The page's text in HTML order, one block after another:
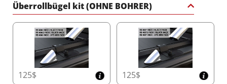
Verstärkte Sicherheitslamellen für Ultimative
Haltbarkeit
Das Tessera Roll+ verfügt über schnittfeste
Aluminiumlamellen für 100 % Ladesicherheit. Mit
Gummi verstärkt, bieten diese Lamellen eine
hervorragende Isolierung und schützen Ihre
Ladung vor Witterungseinflüssen und äußeren
Schäden.
Überrollbügel kit (OHNE BOHRER)
125$ 125$